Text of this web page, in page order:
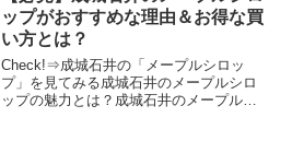
た場合の料金プランや、他...
ップがおすすめな理由＆お得な買
い方とは？
Check!⇒成城石井の「メープルシロッ
プ」を見てみる成城石井のメープルシロ
ップの魅力とは？成城石井のメープルシ